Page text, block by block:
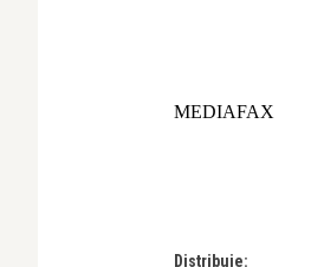
MEDIAFAX
Distribuie: